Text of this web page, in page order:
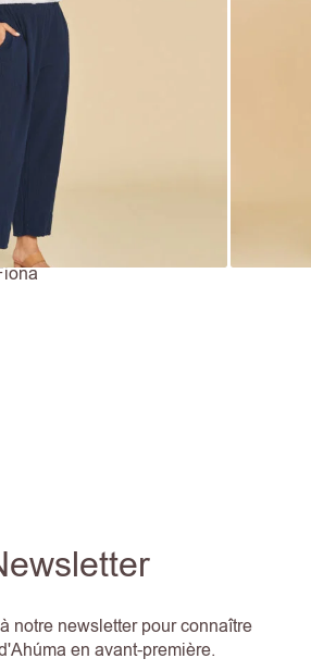
notre newsletter pour connaître
en avant-première.